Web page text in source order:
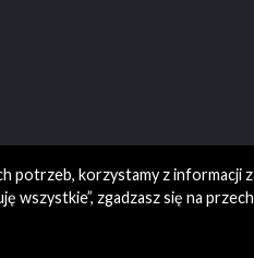
korzystamy z informacji
zgadzasz się na